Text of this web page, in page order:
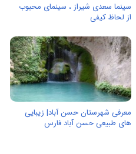
سینما سعدی شیراز ، سینمای محبوب
از لحاظ کیفی
معرفی شهرستان حسن آباد| زیبایی
های طبیعی حسن آباد فارس